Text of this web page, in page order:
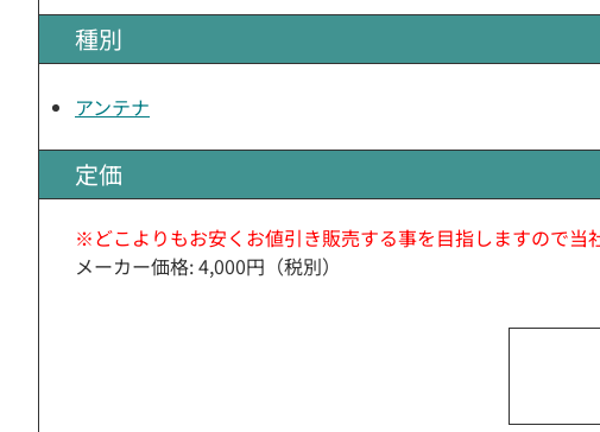
種別
アンテナ
定価
※どこよりもお安くお値引き販売する事を目指しますので当
メーカー価格: 4,000円（税別）